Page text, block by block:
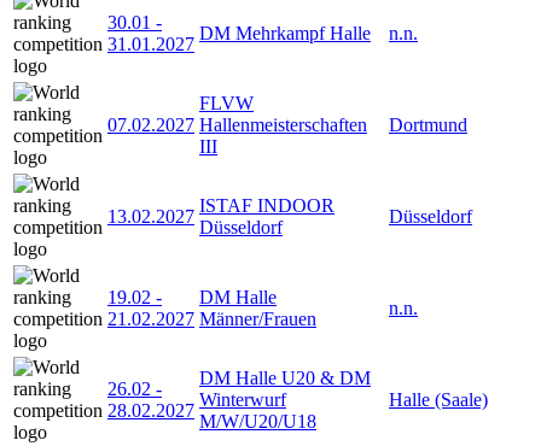
30.01 -
31.01.2027
DM Mehrkampf Halle n.n.
07.02.2027
FLVW
Hallenmeisterschaften
III
Dortmund
13.02.2027
ISTAF INDOOR
Düsseldorf
Düsseldorf
19.02 -
21.02.2027
DM Halle
Männer/Frauen
n.n.
26.02 -
28.02.2027
DM Halle U20 & DM
Winterwurf
M/W/U20/U18
Halle (Saale)